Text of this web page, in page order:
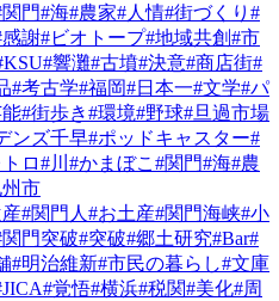
門#海#農家#人情#街づくり #
感謝#ビオトープ#地域共創#市
#響灘#古墳#決意#商店街#
#考古学#福岡#日本一#文学#パ
#街歩き#環境#野球#旦過市場
ンズ千早#ポッドキャスター#
ロ#川 #かまぼこ #関門#海#農
市
#関門人 #お土産#関門海峡#小
関門突破#突破#郷土研究#Bar#
#明治維新#市民の暮らし#文庫
#覚悟#横浜#税関#美化#周